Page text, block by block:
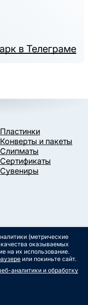
в Телеграме
Пластинки
Конверты и пакеты
Слипматы
Сертификаты
Сувениры
данных
(метрические
оказываемых
на их использование.
или покиньте сайт.
аналитики и обработку